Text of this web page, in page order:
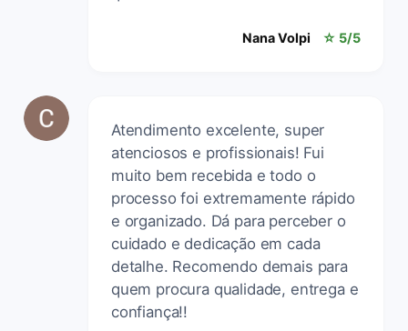
Nana Volpi ☆ 5/5
Atendimento excelente, super
atenciosos e profissionais! Fui
muito bem recebida e todo o
processo foi extremamente rápido
e organizado. Dá para perceber o
cuidado e dedicação em cada
detalhe. Recomendo demais para
quem procura qualidade, entrega e
confiança!!